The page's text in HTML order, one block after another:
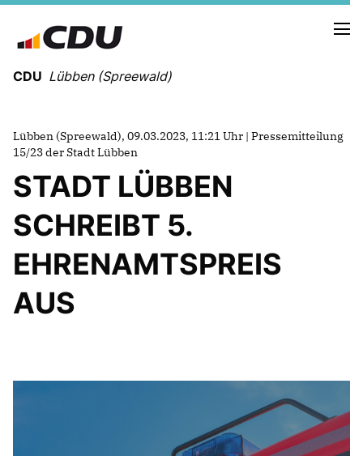
CDU Lübben (Spreewald)
TERMINE
UNSERE KANDIDATEN
UNSERE SCHWERPUNKTE
Mitmachen
NEWSLETTER ABONNIEREN
Lübben (Spreewald), 09.03.2023, 11:21 Uhr | Pressemitteilung
15/23 der Stadt Lübben
STADT LÜBBEN
SCHREIBT 5.
EHRENAMTSPREIS
AUS